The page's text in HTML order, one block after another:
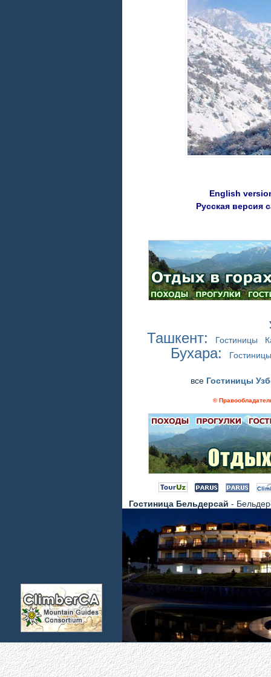
English
Русская версия
Ташкент: Гостиницы
Бухара: Гостиницы
все Гостиницы
©
Гостиница Бельдерсай -